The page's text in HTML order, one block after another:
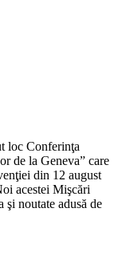
loc Conferinţa
de la Geneva” care
din 12 august
acestei Mişcări
noutate adusă de